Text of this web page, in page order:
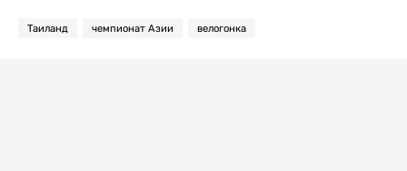
Таиланд чемпионат Азии велогонка